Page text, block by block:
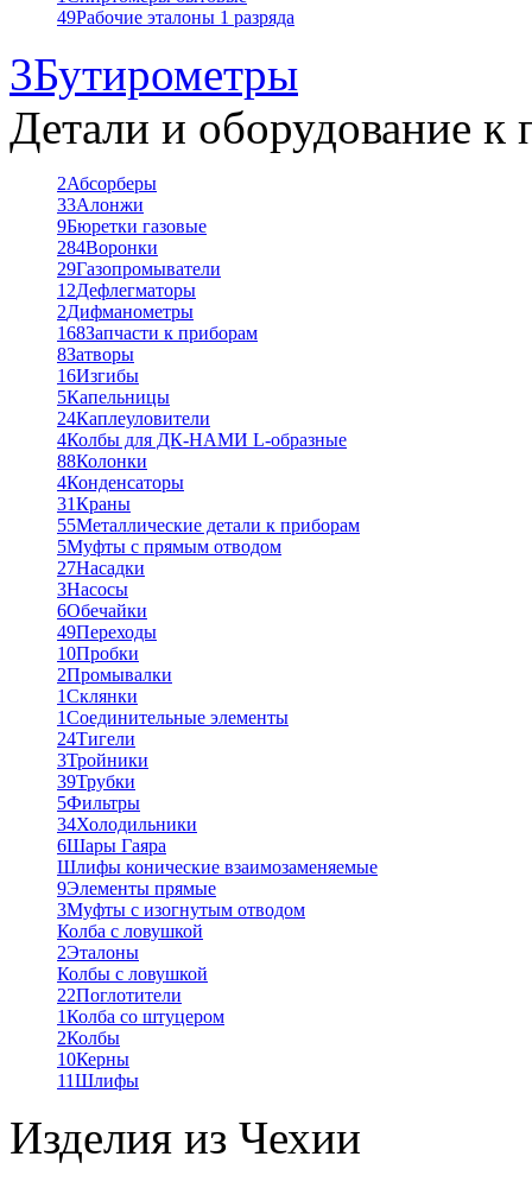
49Рабочие эталоны 1 разряда
3Бутирометры
Детали и оборудование к
2Абсорберы
33Алонжи
9Бюретки газовые
284Воронки
29Газопромыватели
12Дефлегматоры
2Дифманометры
168Запчасти к приборам
8Затворы
16Изгибы
5Капельницы
24Каплеуловители
4Колбы для ДК-НАМИ L-образные
88Колонки
4Конденсаторы
31Краны
55Металлические детали к приборам
5Муфты с прямым отводом
27Насадки
3Насосы
6Обечайки
49Переходы
10Пробки
2Промывалки
1Склянки
1Соединительные элементы
24Тигели
3Тройники
39Трубки
5Фильтры
34Холодильники
6Шары Гаяра
Шлифы конические взаимозаменяемые
9Элементы прямые
3Муфты с изогнутым отводом
Колба с ловушкой
2Эталоны
Колбы с ловушкой
22Поглотители
1Колба со штуцером
2Колбы
10Керны
11Шлифы
Изделия из Чехии